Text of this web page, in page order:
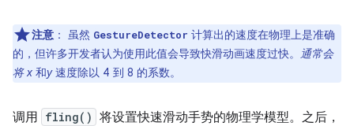
注意 ： 虽然 GestureDetector 计算出的速度在物理上是准确
的，但许多开发者认为使用此值会导致快滑动画速度过快。 通常会
将 x 和y速度除以 4 到 8 的系数。
调用 fling() 将设置快速滑动手势的物理学模型。之后，